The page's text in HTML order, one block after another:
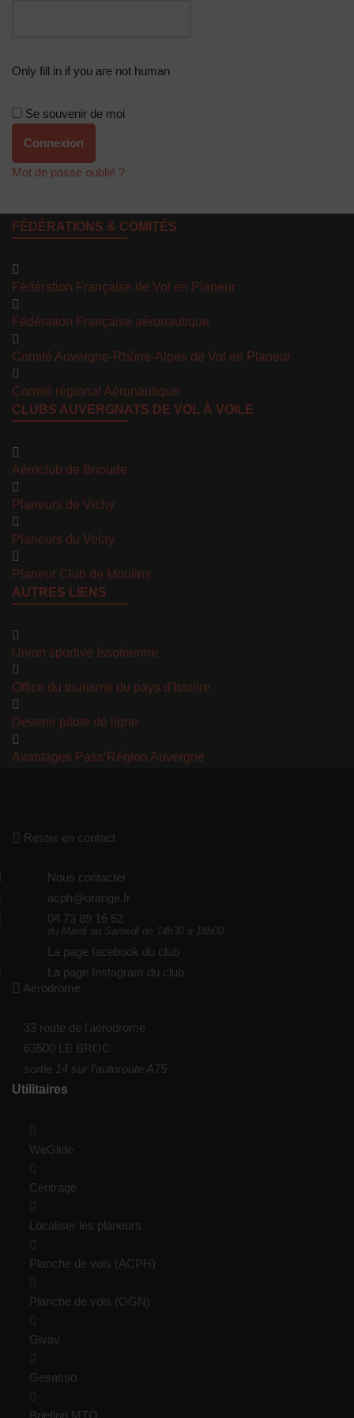
Only fill in if you are not human
Se souvenir de moi
Mot de passe oublié ?
FÉDÉRATIONS & COMITÉS
Fédération Française de Vol en Planeur
Fédération Française aéronautique
Comité Auvergne-Rhône-Alpes de Vol en Planeur
Comité régional Aéronautique
CLUBS AUVERGNATS DE VOL À VOILE
Aéroclub de Brioude
Planeurs de Vichy
Planeurs du Velay
Planeur Club de Moulins
AUTRES LIENS
Union sportive Issoirienne
Office du tourisme du pays d'Issoire
Devenir pilote de ligne
Avantages Pass’Région Auvergne
Rester en contact
Nous contacter
acph@orange.fr
04 73 89 16 62
du Mardi au Samedi de 14h30 à 18h00
La page facebook du club
La page Instagram du club
Aérodrome
33 route de l'aérodrome
63500 LE BROC
sortie 14 sur l'autoroute A75
Utilitaires
WeGlide
Centrage
Localiser les planeurs
Planche de vols (ACPH)
Planche de vols (OGN)
Givav
Gesasso
Briefing MTO